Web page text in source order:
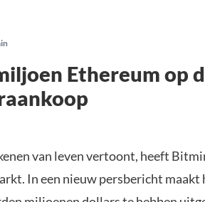
Ethereum op
van leven vertoont, heeft
In een nieuw persbericht